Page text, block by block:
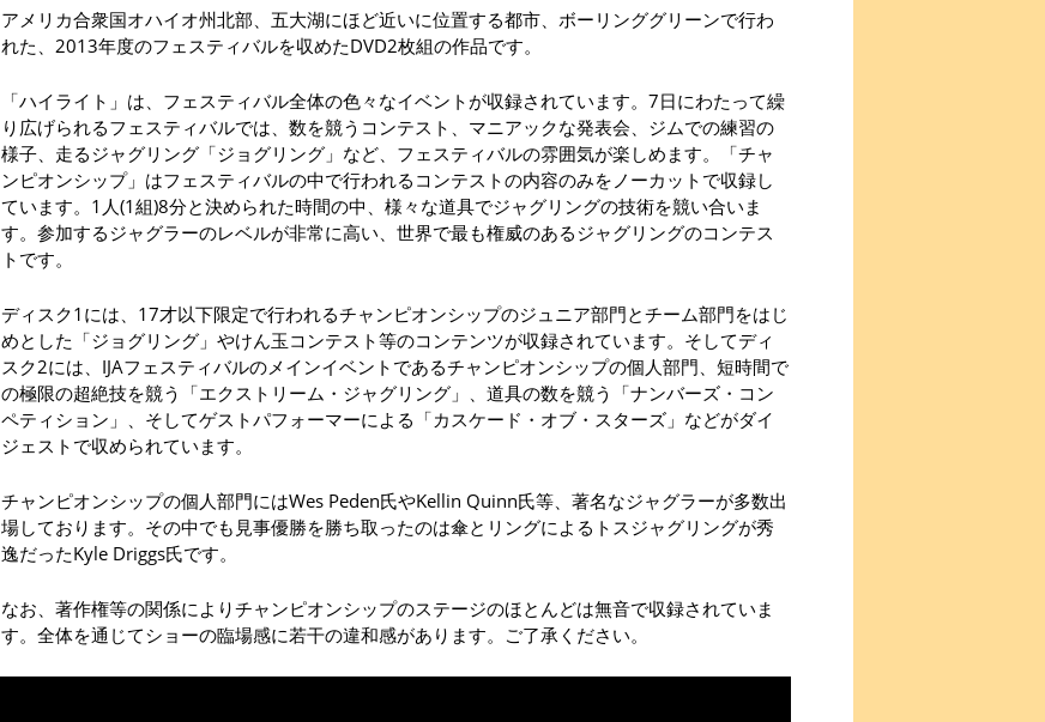
アメリカ合衆国オハイオ州北部、五大湖にほど近いに位置する都市、ボーリンググリーンで行わ
れた、2013年度のフェスティバルを収めたDVD2枚組の作品です。
「ハイライト」は、フェスティバル全体の色々なイベントが収録されています。7日にわたって繰
り広げられるフェスティバルでは、数を競うコンテスト、マニアックな発表会、ジムでの練習の
様子、走るジャグリング「ジョグリング」など、フェスティバルの雰囲気が楽しめます。「チャ
ンピオンシップ」はフェスティバルの中で行われるコンテストの内容のみをノーカットで収録し
ています。1人(1組)8分と決められた時間の中、様々な道具でジャグリングの技術を競い合いま
す。参加するジャグラーのレベルが非常に高い、世界で最も権威のあるジャグリングのコンテス
トです。
ディスク1には、17才以下限定で行われるチャンピオンシップのジュニア部門とチーム部門をはじ
めとした「ジョグリング」やけん玉コンテスト等のコンテンツが収録されています。そしてディ
スク2には、IJAフェスティバルのメインイベントであるチャンピオンシップの個人部門、短時間で
の極限の超絶技を競う「エクストリーム・ジャグリング」、道具の数を競う「ナンバーズ・コン
ペティション」、そしてゲストパフォーマーによる「カスケード・オブ・スターズ」などがダイ
ジェストで収められています。
チャンピオンシップの個人部門にはWes Peden氏やKellin Quinn氏等、著名なジャグラーが多数出
場しております。その中でも見事優勝を勝ち取ったのは傘とリングによるトスジャグリングが秀
逸だったKyle Driggs氏です。
なお、著作権等の関係によりチャンピオンシップのステージのほとんどは無音で収録されていま
す。全体を通じてショーの臨場感に若干の違和感があります。ご了承ください。